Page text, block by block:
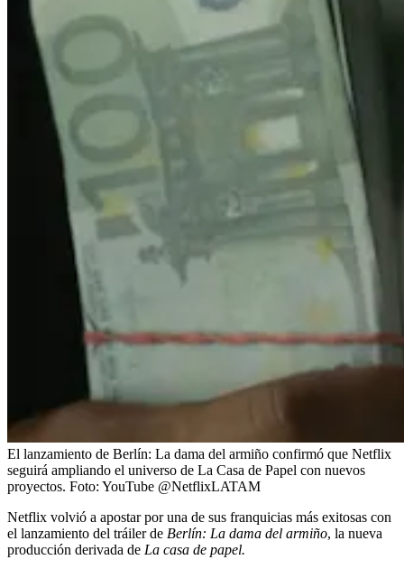
El lanzamiento de Berlín: La dama del armiño confirmó que Netflix
seguirá ampliando el universo de La Casa de Papel con nuevos
proyectos. Foto: YouTube @NetflixLATAM
Netflix volvió a apostar por una de sus franquicias más exitosas con
el lanzamiento del tráiler de Berlín: La dama del armiño, la nueva
producción derivada de La casa de papel.